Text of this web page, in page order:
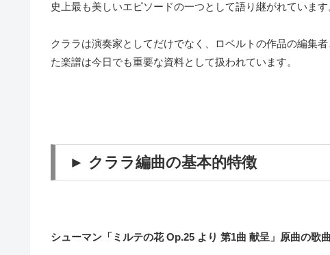
史上最も美しいエピソードの一つとして語り継がれています
クララは演奏家としてだけでなく、ロベルトの作品の編集
た楽譜は今日でも重要な資料として扱われています。
► クララ編曲の基本的特徴
シューマン「ミルテの花 Op.25 より 第1曲 献呈」原曲の歌